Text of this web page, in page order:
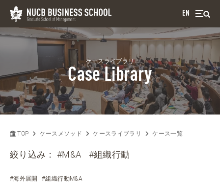
EN
ケースライブラリ
Case Library
TOP ケースメソッド ケースライブラリ ケース一覧
絞り込み：#M&A #組織行動
#海外展開 #組織行動M&A